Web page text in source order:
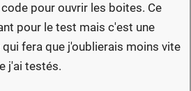
pour ouvrir les boites. Ce
pour le test mais c'est une
fera que j'oublierais moins vite
j'ai testés.